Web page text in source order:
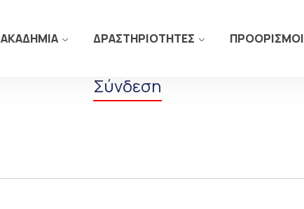
ΑΚΑΔΗΜΙΑ ΔΡΑΣΤΗΡΙΟΤΗΤΕΣ ΠΡΟΟΡΙΣΜΟΙ
Σύνδεση